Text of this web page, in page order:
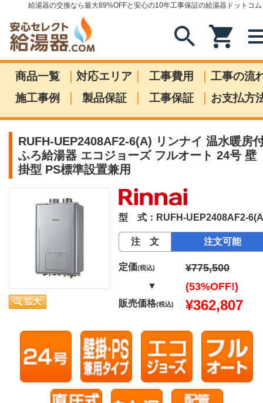
給湯器の交換なら最大89%OFFと安心の10年工事保証の給湯器ドットコム
search shopping_cart
商品一覧 | 対応エリア | 工事費用 | 工事の流
施工事例
| 製品保証 | 工事保証 | お支払方
RUFH-UEP2408AF2-6(A) リンナイ 温水暖房
ふろ給湯器 エコジョーズ フルオート 24号 壁
掛型 PS標準設置兼用
型 式：RUFH-UEP2408AF2-
注 文 注文可能
定価(税込) ¥775,500
▼ (53%OFF!)
販売価格(税込) ¥362,807